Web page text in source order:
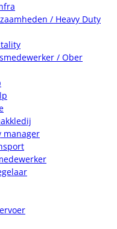
/ Heavy Duty
/ Ober
manager